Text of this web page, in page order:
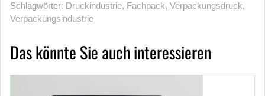
Schlagwörter: Druckindustrie, Fachpack, Verpackungsdruck,
Verpackungsindustrie
Das könnte Sie auch interessieren